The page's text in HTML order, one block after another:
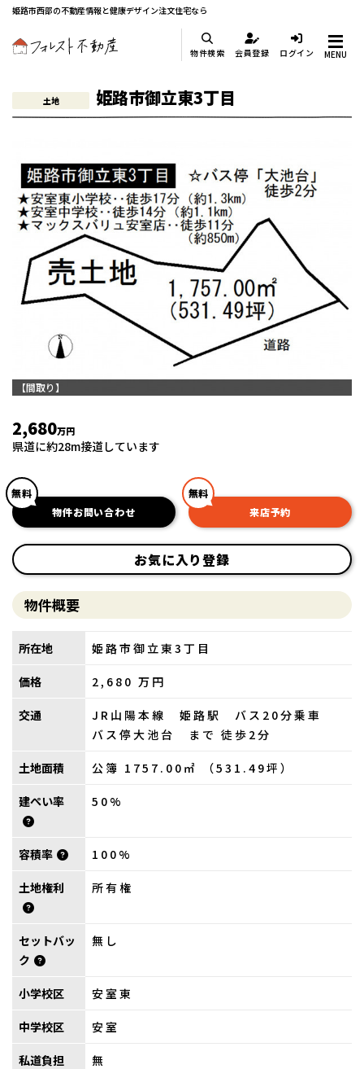
姫路市西部の不動産情報と健康デザイン注文住宅なら
物件検索 会員登録 ログイン MENU
土地 姫路市御立東3丁目
【間取り】
2,680万円
県道に約28m接道しています
無料
物件お問い合わせ
無料
来店予約
お気に入り登録
物件概要
所在地 姫路市御立東3丁目
価格 2,680 万円
交通
JR山陽本線 姫路駅 バス20分乗車
バス停大池台 まで 徒歩2分
土地面積 公簿 1757.00㎡ （531.49坪）
建ぺい率 50%
容積率 100%
土地権利 所有権
セットバッ
ク
無し
小学校区 安室東
中学校区 安室
私道負担 無